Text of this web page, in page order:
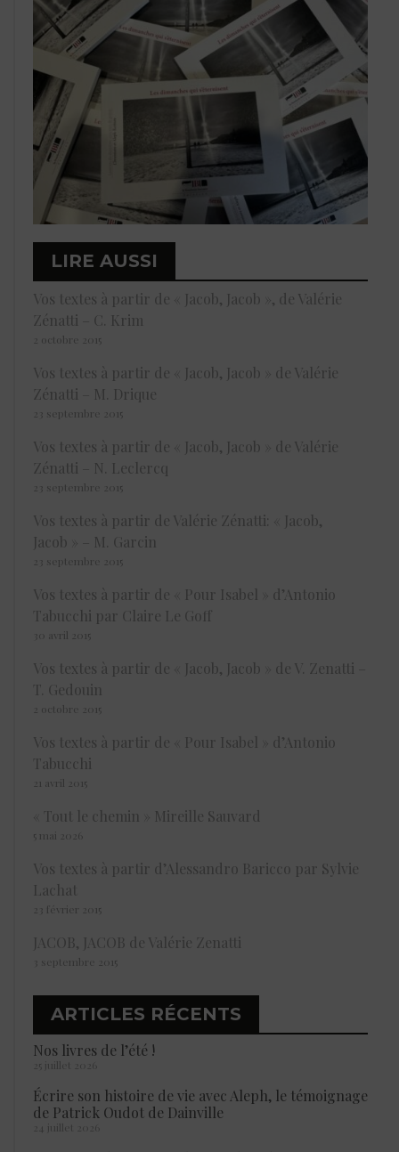
LIRE AUSSI
Vos textes à partir de « Jacob, Jacob », de Valérie
Zénatti – C. Krim
2 octobre 2015
Vos textes à partir de « Jacob, Jacob » de Valérie
Zénatti – M. Drique
23 septembre 2015
Vos textes à partir de « Jacob, Jacob » de Valérie
Zénatti – N. Leclercq
23 septembre 2015
Vos textes à partir de Valérie Zénatti: « Jacob,
Jacob » – M. Garcin
23 septembre 2015
Vos textes à partir de « Pour Isabel » d’Antonio
Tabucchi par Claire Le Goff
30 avril 2015
Vos textes à partir de « Jacob, Jacob » de V. Zenatti –
T. Gedouin
2 octobre 2015
Vos textes à partir de « Pour Isabel » d’Antonio
Tabucchi
21 avril 2015
« Tout le chemin » Mireille Sauvard
5 mai 2026
Vos textes à partir d’Alessandro Baricco par Sylvie
Lachat
23 février 2015
JACOB, JACOB de Valérie Zenatti
3 septembre 2015
ARTICLES RÉCENTS
Nos livres de l’été !
25 juillet 2026
Écrire son histoire de vie avec Aleph, le témoignage
de Patrick Oudot de Dainville
24 juillet 2026